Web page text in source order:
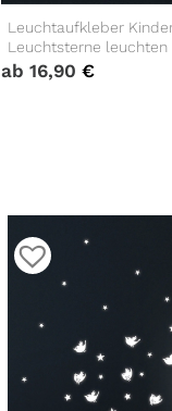
Leuchtaufkleber
Leuchtsterne leuchten
ab 16,90 €